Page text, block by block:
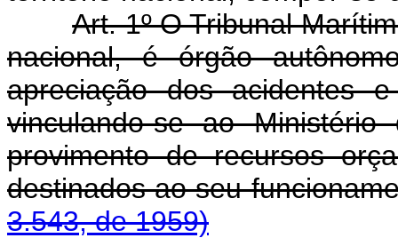
Art. 1º O Tribunal
nacional, é órgão
apreciação dos acidentes
vinculando-se ao
provimento de recursos
destinados ao seu
3.543, de 1959)